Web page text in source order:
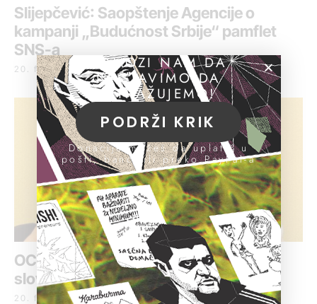
Slijepčević: Saopštenje Agencije o
kampanji „Budućnost Srbije“ pamflet
SNS-a
20. februar 2019.
OCCRP objavio detalje o ubistvu
slovačkog novinara
20. februar 2019.
POMOZI NAM DA
NASTAVIMO DA
ISTRAŽUJEMO!
PODRŽI KRIK
Donacije možeš da uplatiš u
pošti, banci ili preko PayPal-a